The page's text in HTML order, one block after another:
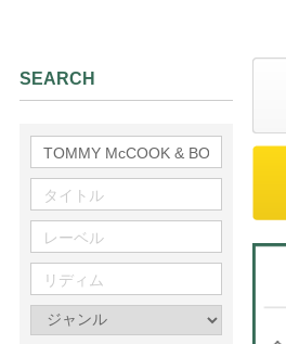
SEARCH